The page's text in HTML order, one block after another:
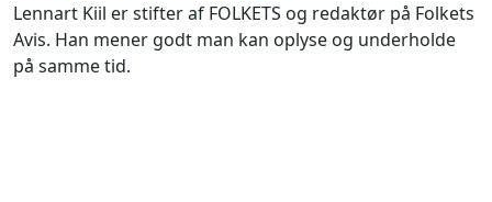
Lennart Kiil er stifter af FOLKETS og redaktør på Folkets
Avis. Han mener godt man kan oplyse og underholde
på samme tid.